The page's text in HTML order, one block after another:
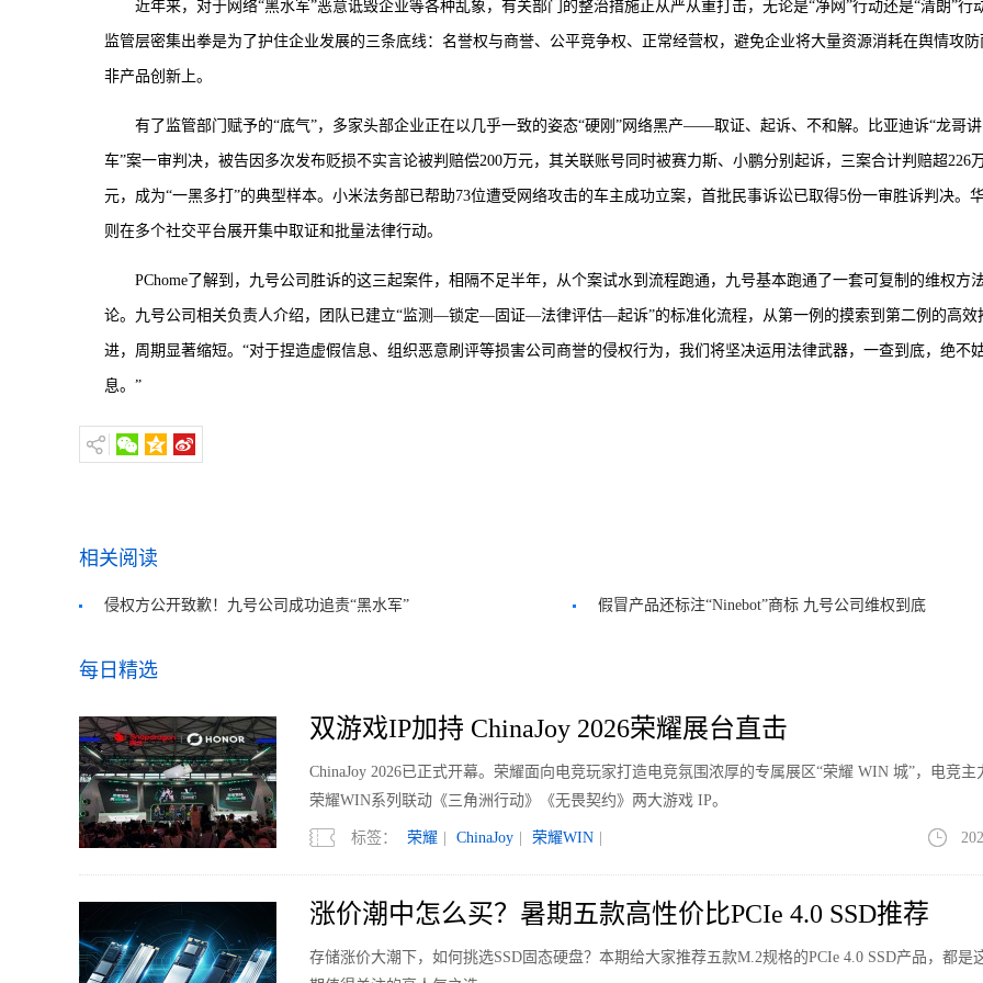
近年来，对于网络“黑水军”恶意诋毁企业等各种乱象，有关部门的整治措施正从严从重打击，无论是“净网”行动还是“清朗”行
监管层密集出拳是为了护住企业发展的三条底线：名誉权与商誉、公平竞争权、正常经营权，避免企业将大量资源消耗在舆情攻防
非产品创新上。
有了监管部门赋予的“底气”，多家头部企业正在以几乎一致的姿态“硬刚”网络黑产——取证、起诉、不和解。比亚迪诉“龙哥
车”案一审判决，被告因多次发布贬损不实言论被判赔偿200万元，其关联账号同时被赛力斯、小鹏分别起诉，三案合计判赔超226万
元，成为“一黑多打”的典型样本。小米法务部已帮助73位遭受网络攻击的车主成功立案，首批民事诉讼已取得5份一审胜诉判决。
则在多个社交平台展开集中取证和批量法律行动。
PChome了解到，九号公司胜诉的这三起案件，相隔不足半年，从个案试水到流程跑通，九号基本跑通了一套可复制的维权方
论。九号公司相关负责人介绍，团队已建立“监测—锁定—固证—法律评估—起诉”的标准化流程，从第一例的摸索到第二例的高效
进，周期显著缩短。“对于捏造虚假信息、组织恶意刷评等损害公司商誉的侵权行为，我们将坚决运用法律武器，一查到底，绝不
息。”
相关阅读
侵权方公开致歉！九号公司成功追责“黑水军” 假冒产品还标注“Ninebot”商标 九号公司维权到底
每日精选
双游戏IP加持 ChinaJoy 2026荣耀展台直击
ChinaJoy 2026已正式开幕。荣耀面向电竞玩家打造电竞氛围浓厚的专属展区“荣耀 WIN 城”，电竞主
荣耀WIN系列联动《三角洲行动》《无畏契约》两大游戏 IP。
标签： 荣耀 ChinaJoy 荣耀WIN
涨价潮中怎么买？暑期五款高性价比PCIe 4.0 SSD推荐
存储涨价大潮下，如何挑选SSD固态硬盘？本期给大家推荐五款M.2规格的PCIe 4.0 SSD产品，都是